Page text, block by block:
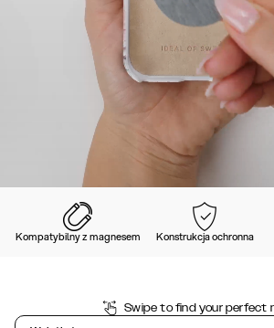
Kompatybilny z magnesem Konstrukcja ochronna
Swipe to find your perfect